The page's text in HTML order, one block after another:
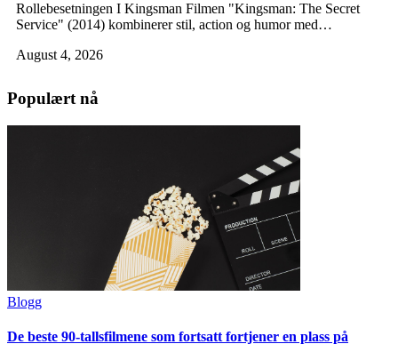
Rollebesetningen I Kingsman Filmen "Kingsman: The Secret
Service" (2014) kombinerer stil, action og humor med…
August 4, 2026
Populært nå
Blogg
De beste 90-tallsfilmene som fortsatt fortjener en plass på